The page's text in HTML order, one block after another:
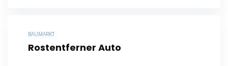
BAUMARKT
Rostentferner Auto